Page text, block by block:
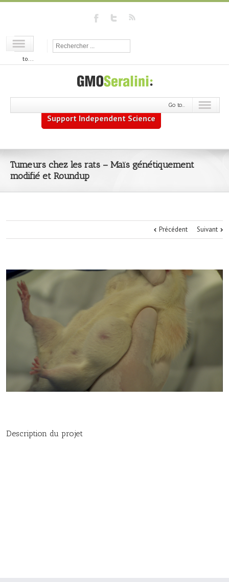
Go
to...
Support Independent Science
Go to...
Tumeurs chez les rats – Maïs génétiquement
modifié et Roundup
Précédent Suivant
Description du projet